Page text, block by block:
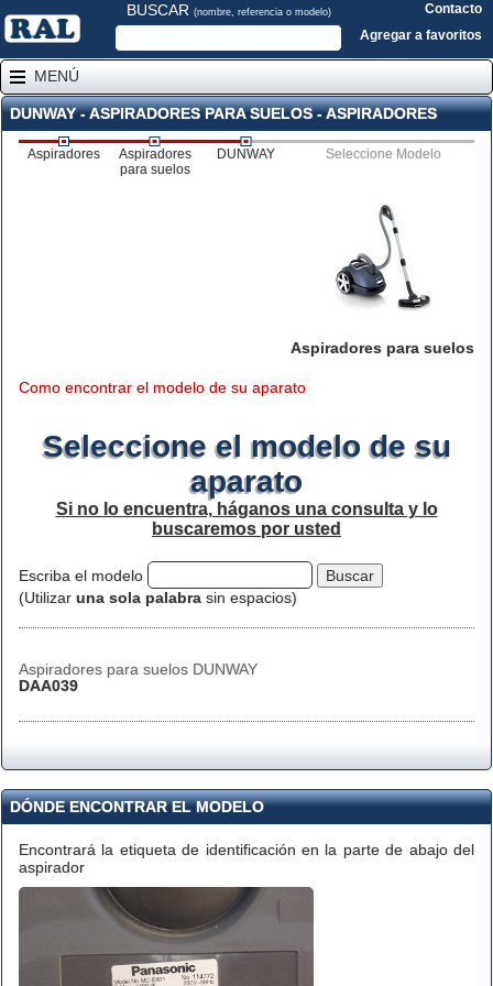
BUSCAR (nombre, referencia o modelo)
Contacto
Agregar a favoritos
MENÚ
DUNWAY - ASPIRADORES PARA SUELOS - ASPIRADORES
Aspiradores
Aspiradores
para suelos
DUNWAY Seleccione Modelo
Aspiradores para suelos
Como encontrar el modelo de su aparato
Seleccione el modelo de su
aparato
Si no lo encuentra, háganos una consulta y lo
buscaremos por usted
Escriba el modelo
(Utilizar una sola palabra sin espacios)
Aspiradores para suelos DUNWAY
DAA039
DÓNDE ENCONTRAR EL MODELO
Encontrará la etiqueta de identificación en la parte de abajo del
aspirador